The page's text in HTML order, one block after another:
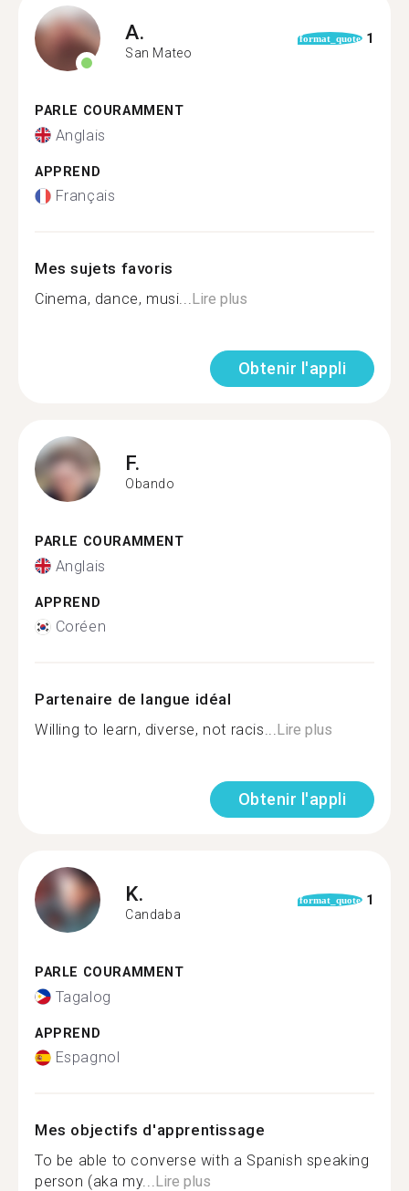
A.
San Mateo
format_quote 1
PARLE COURAMMENT
Anglais
APPREND
Français
Mes sujets favoris
Cinema, dance, musi...Lire plus
Obtenir l'appli
F.
Obando
PARLE COURAMMENT
Anglais
APPREND
Coréen
Partenaire de langue idéal
Willing to learn, diverse, not racis...Lire plus
Obtenir l'appli
K.
Candaba
format_quote 1
PARLE COURAMMENT
Tagalog
APPREND
Espagnol
Mes objectifs d'apprentissage
To be able to converse with a Spanish speaking
person (aka my...Lire plus